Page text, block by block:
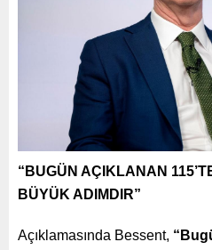
“BUGÜN AÇIKLANAN
BÜYÜK ADIMDIR”
Açıklamasında Bessent,